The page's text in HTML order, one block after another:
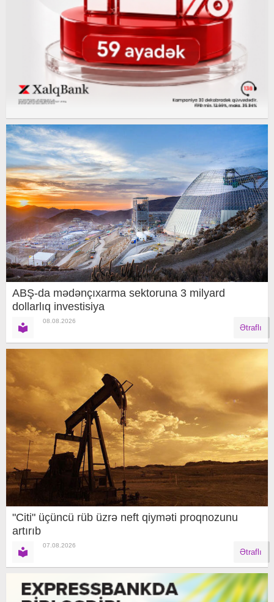
ABŞ-da mədənçıxarma sektoruna 3 milyard
dollarlıq investisiya
08.08.2026
Ətraflı
"Citi" üçüncü rüb üzrə neft qiyməti proqnozunu
artırıb
07.08.2026
Ətraflı